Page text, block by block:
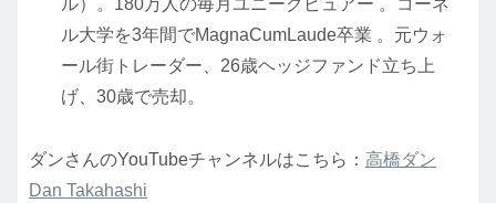
ル）。180万人の毎月ユニークビュアー 。コーネ
ル大学を3年間でMagnaCumLaude卒業 。元ウォ
ール街トレーダー、26歳ヘッジファンド立ち上
げ、30歳で売却。
ダンさんのYouTubeチャンネルはこちら： 高橋ダン
Dan Takahashi